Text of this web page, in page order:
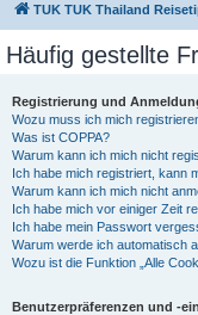
TUK TUK Thailand
Häufig gestellte
Registrierung und
Wozu muss ich mich
Was ist COPPA?
Warum kann ich mich nicht
Ich habe mich registriert, kann
Warum kann ich mich nicht
Ich habe mich vor einiger Zeit
Ich habe mein Passwort
Warum werde ich automatisch
Wozu ist die Funktion „Alle
Benutzerpräferenzen und -